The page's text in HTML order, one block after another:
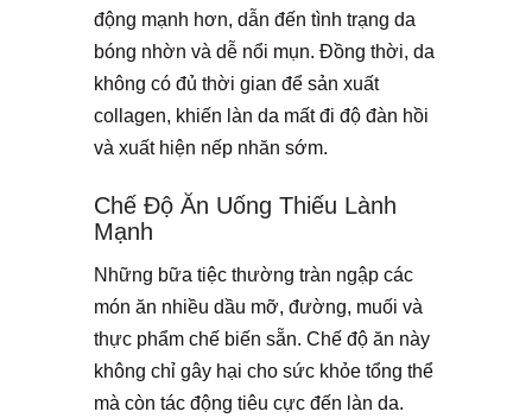
động mạnh hơn, dẫn đến tình trạng da
bóng nhờn và dễ nổi mụn. Đồng thời, da
không có đủ thời gian để sản xuất
collagen, khiến làn da mất đi độ đàn hồi
và xuất hiện nếp nhăn sớm.
Chế Độ Ăn Uống Thiếu Lành
Mạnh
Những bữa tiệc thường tràn ngập các
món ăn nhiều dầu mỡ, đường, muối và
thực phẩm chế biến sẵn. Chế độ ăn này
không chỉ gây hại cho sức khỏe tổng thể
mà còn tác động tiêu cực đến làn da.